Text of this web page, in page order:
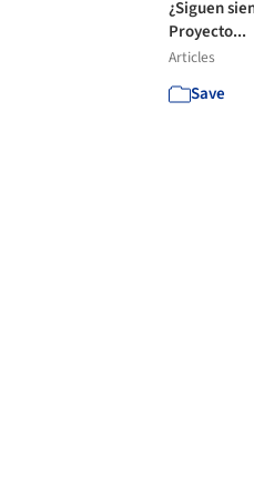
¿Siguen
Proyecto...
Articles
Save